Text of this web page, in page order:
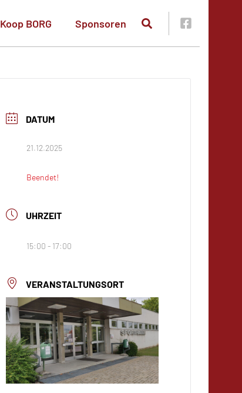
Koop BORG Sponsoren
DATUM
21.12.2025
Beendet!
UHRZEIT
15:00 - 17:00
VERANSTALTUNGSORT